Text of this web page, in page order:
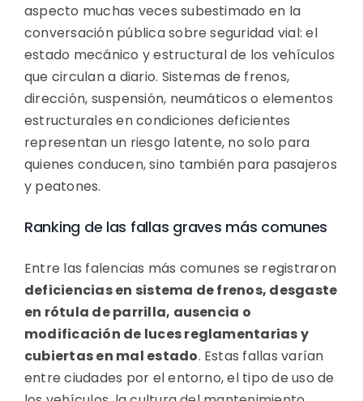
aspecto muchas veces subestimado en la
conversación pública sobre seguridad vial: el
estado mecánico y estructural de los vehículos
que circulan a diario. Sistemas de frenos,
dirección, suspensión, neumáticos o elementos
estructurales en condiciones deficientes
representan un riesgo latente, no solo para
quienes conducen, sino también para pasajeros
y peatones.
Ranking de las fallas graves más comunes
Entre las falencias más comunes se registraron
deficiencias en sistema de frenos, desgaste
en rótula de parrilla, ausencia o
modificación de luces reglamentarias y
cubiertas en mal estado. Estas fallas varían
entre ciudades por el entorno, el tipo de uso de